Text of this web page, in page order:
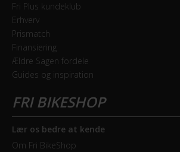
Fri Plus kundeklub
Erhverv
Prismatch
Finansiering
Ældre Sagen fordele
Guides og inspiration
Lær os bedre at kende
Om Fri BikeShop